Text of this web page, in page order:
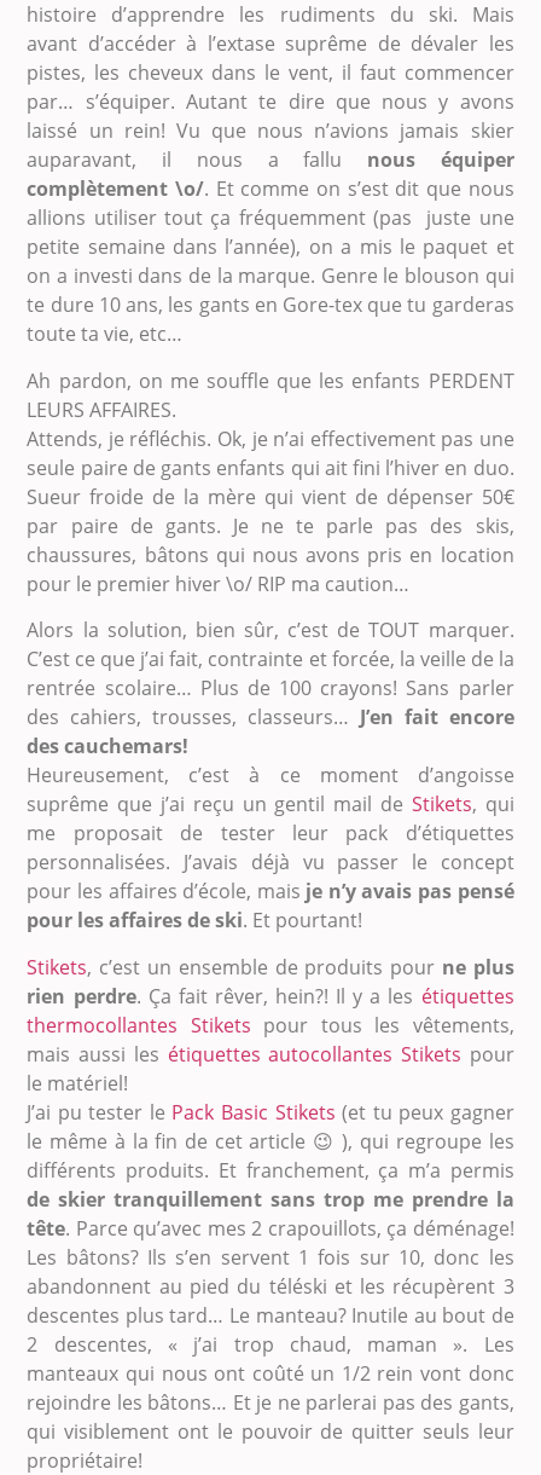
histoire d’apprendre les rudiments du ski. Mais
avant d’accéder à l’extase suprême de dévaler les
pistes, les cheveux dans le vent, il faut commencer
par… s’équiper. Autant te dire que nous y avons
laissé un rein! Vu que nous n’avions jamais skier
auparavant, il nous a fallu nous équiper
complètement \o/. Et comme on s’est dit que nous
allions utiliser tout ça fréquemment (pas juste une
petite semaine dans l’année), on a mis le paquet et
on a investi dans de la marque. Genre le blouson qui
te dure 10 ans, les gants en Gore-tex que tu garderas
toute ta vie, etc…
Ah pardon, on me souffle que les enfants PERDENT
LEURS AFFAIRES.
Attends, je réfléchis. Ok, je n’ai effectivement pas une
seule paire de gants enfants qui ait fini l’hiver en duo.
Sueur froide de la mère qui vient de dépenser 50€
par paire de gants. Je ne te parle pas des skis,
chaussures, bâtons qui nous avons pris en location
pour le premier hiver \o/ RIP ma caution…
Alors la solution, bien sûr, c’est de TOUT marquer.
C’est ce que j’ai fait, contrainte et forcée, la veille de la
rentrée scolaire… Plus de 100 crayons! Sans parler
des cahiers, trousses, classeurs… J’en fait encore
des cauchemars!
Heureusement, c’est à ce moment d’angoisse
suprême que j’ai reçu un gentil mail de Stikets, qui
me proposait de tester leur pack d’étiquettes
personnalisées. J’avais déjà vu passer le concept
pour les affaires d’école, mais je n’y avais pas pensé
pour les affaires de ski. Et pourtant!
Stikets, c’est un ensemble de produits pour ne plus
rien perdre. Ça fait rêver, hein?! Il y a les étiquettes
thermocollantes Stikets pour tous les vêtements,
mais aussi les étiquettes autocollantes Stikets pour
le matériel!
J’ai pu tester le Pack Basic Stikets (et tu peux gagner
le même à la fin de cet article 😉 ), qui regroupe les
différents produits. Et franchement, ça m’a permis
de skier tranquillement sans trop me prendre la
tête. Parce qu’avec mes 2 crapouillots, ça déménage!
Les bâtons? Ils s’en servent 1 fois sur 10, donc les
abandonnent au pied du téléski et les récupèrent 3
descentes plus tard… Le manteau? Inutile au bout de
2 descentes, « j’ai trop chaud, maman ». Les
manteaux qui nous ont coûté un 1/2 rein vont donc
rejoindre les bâtons… Et je ne parlerai pas des gants,
qui visiblement ont le pouvoir de quitter seuls leur
propriétaire!